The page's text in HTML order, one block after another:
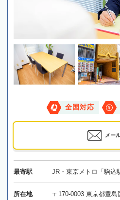
全国対応
メー
最寄駅 JR・東京メトロ「駒込
所在地
〒170-0003 東京都豊